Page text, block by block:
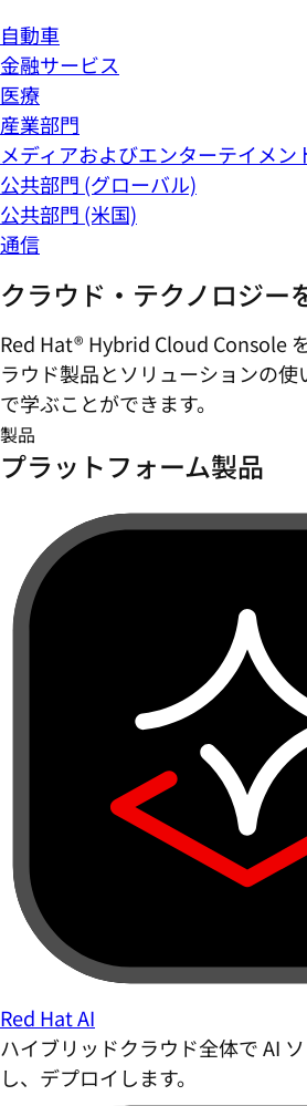
自動車
金融サービス
医療
産業部門
メディアおよびエンターテイメン
公共部門 (グローバル)
公共部門 (米国)
通信
クラウド・テクノロジー
Red Hat® Hybrid Cloud Console
ラウド製品とソリューションの使
で学ぶことができます。
製品
プラットフォーム製品
Red Hat AI
ハイブリッドクラウド全体で AI
し、デプロイします。